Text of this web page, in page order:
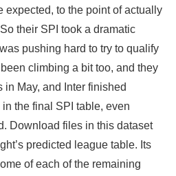
expected, to the point of actually
their SPI took a dramatic
pushing hard to try to qualify
climbing a bit too, and they
May, and Inter finished
the final SPI table, even
Download files in this dataset
predicted league table. Its
of each of the remaining